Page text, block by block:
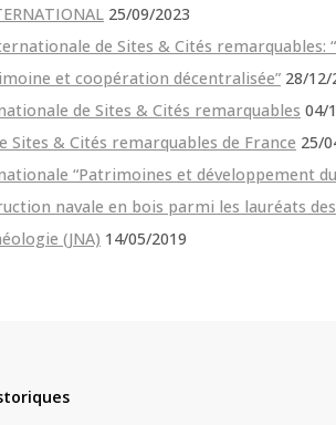
25/09/2023
de Sites & Cités remarquables:
et coopération décentralisée” 28/12/
de Sites & Cités remarquables 04/
Sites & Cités remarquables de France 25/
“Patrimoines et développement
navale en bois parmi les lauréats
(JNA) 14/05/2019